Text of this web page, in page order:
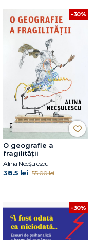
-30%
O geografie a
fragilității
Alina Necșulescu
38.5 lei 55.00 lei
-30%